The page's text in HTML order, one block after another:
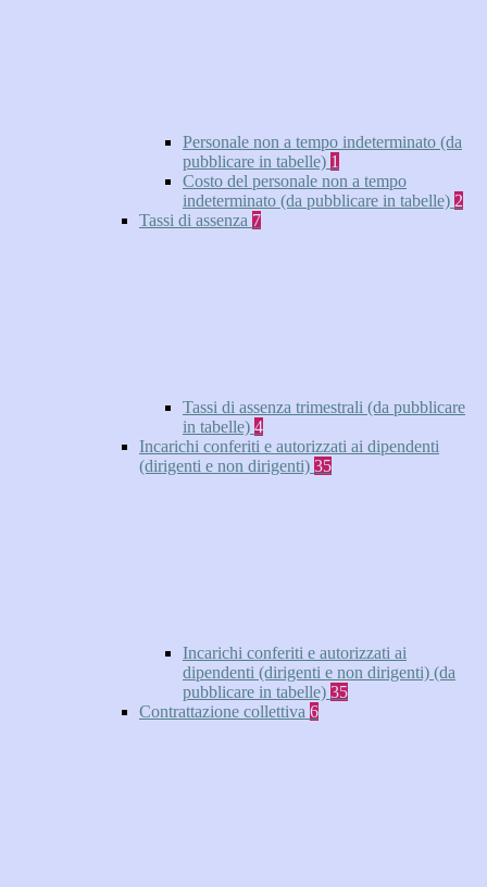
Personale non a tempo indeterminato (da
pubblicare in tabelle) 1
Costo del personale non a tempo
indeterminato (da pubblicare in tabelle) 2
Tassi di assenza 7
Tassi di assenza trimestrali (da pubblicare
in tabelle) 4
Incarichi conferiti e autorizzati ai dipendenti
(dirigenti e non dirigenti) 35
Incarichi conferiti e autorizzati ai
dipendenti (dirigenti e non dirigenti) (da
pubblicare in tabelle) 35
Contrattazione collettiva 6